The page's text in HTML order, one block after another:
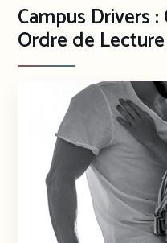
Campus Drivers
Ordre de Lecture